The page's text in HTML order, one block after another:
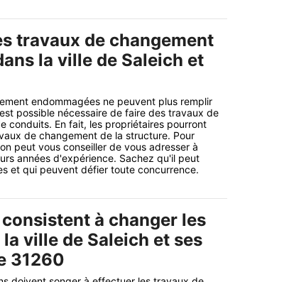
travaux de changement
la ville de Saleich et
endommagées ne peuvent plus remplir
possible nécessaire de faire des travaux de
conduits. En fait, les propriétaires pourront
de changement de la structure. Pour
peut vous conseiller de vous adresser à
années d'expérience. Sachez qu'il peut
et qui peuvent défier toute concurrence.
à changer les
ville de Saleich et ses
31260